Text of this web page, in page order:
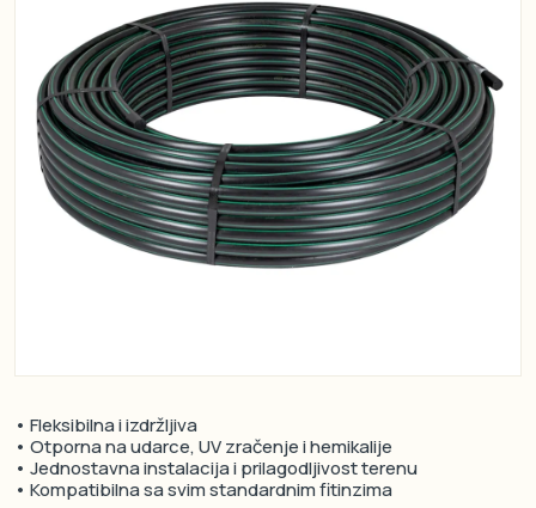
• Fleksibilna i izdržljiva
• Otporna na udarce, UV zračenje i hemikalije
• Jednostavna instalacija i prilagodljivost terenu
• Kompatibilna sa svim standardnim fitinzima